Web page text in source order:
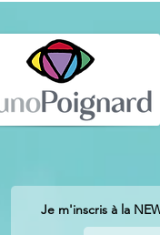
Je m'inscris à la